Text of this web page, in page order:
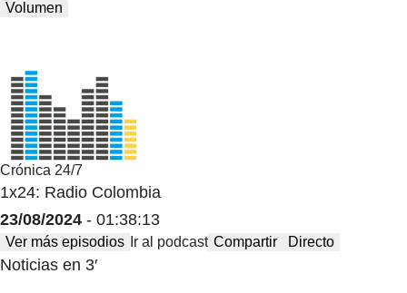
Volumen
Crónica 24/7
1x24: Radio Colombia
23/08/2024 - 01:38:13
Ver más episodios Ir al podcast Compartir Directo
Noticias en 3′